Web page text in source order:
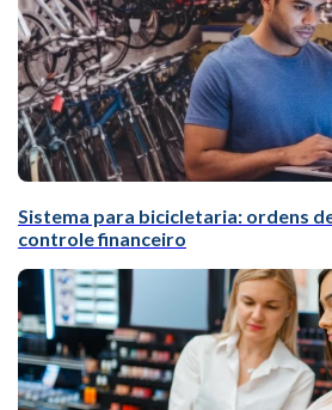
Sistema para bicicletaria: ordens
controle financeiro